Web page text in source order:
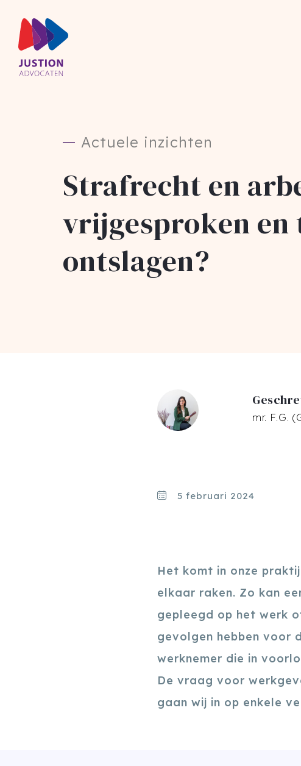
Actuele inzichten
Strafrecht en
vrijgesproken en
ontslagen?
mr. F.G.
5 februari 2024
Het komt in onze
elkaar raken. Zo kan
gepleegd op het werk
gevolgen hebben voor
werknemer die in
De vraag voor
gaan wij in op enkele